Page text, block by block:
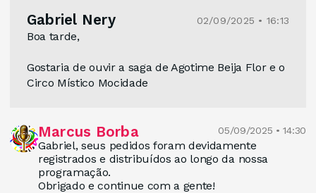
Gabriel Nery 02/09/2025 • 16:13
Boa tarde,
Gostaria de ouvir a saga de Agotime Beija Flor e o
Circo Místico Mocidade
Marcus Borba 05/09/2025 • 14:30
Gabriel, seus pedidos foram devidamente
registrados e distribuídos ao longo da nossa
programação.
Obrigado e continue com a gente!